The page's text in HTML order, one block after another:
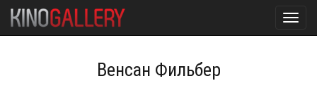
Венсан Фильбер